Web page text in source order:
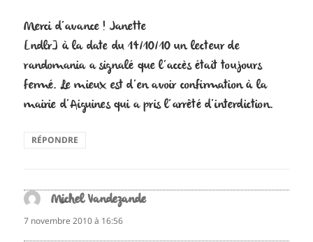
Merci d’avance ! Janette
[ndlr] à la date du 14/10/10 un lecteur de
randomania a signalé que l’accès était toujours
fermé. Le mieux est d’en avoir confirmation à la
mairie d’Aiguines qui a pris l’arrêté d’interdiction.
RÉPONDRE
Michel Vandezandedit :
7 novembre 2010 à 16:56